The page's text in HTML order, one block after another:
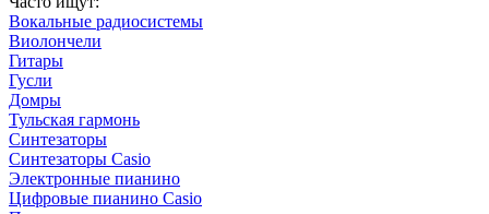
Вокальные радиосистемы
Виолончели
Гитары
Гусли
Домры
Тульская гармонь
Синтезаторы
Синтезаторы Casio
Электронные пианино
Цифровые пианино Casio